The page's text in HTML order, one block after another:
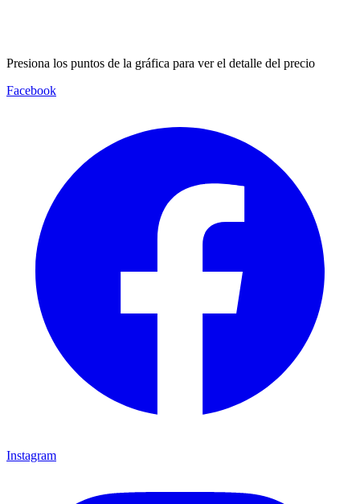
Presiona los puntos de la gráfica para ver el detalle del precio
Facebook
Instagram